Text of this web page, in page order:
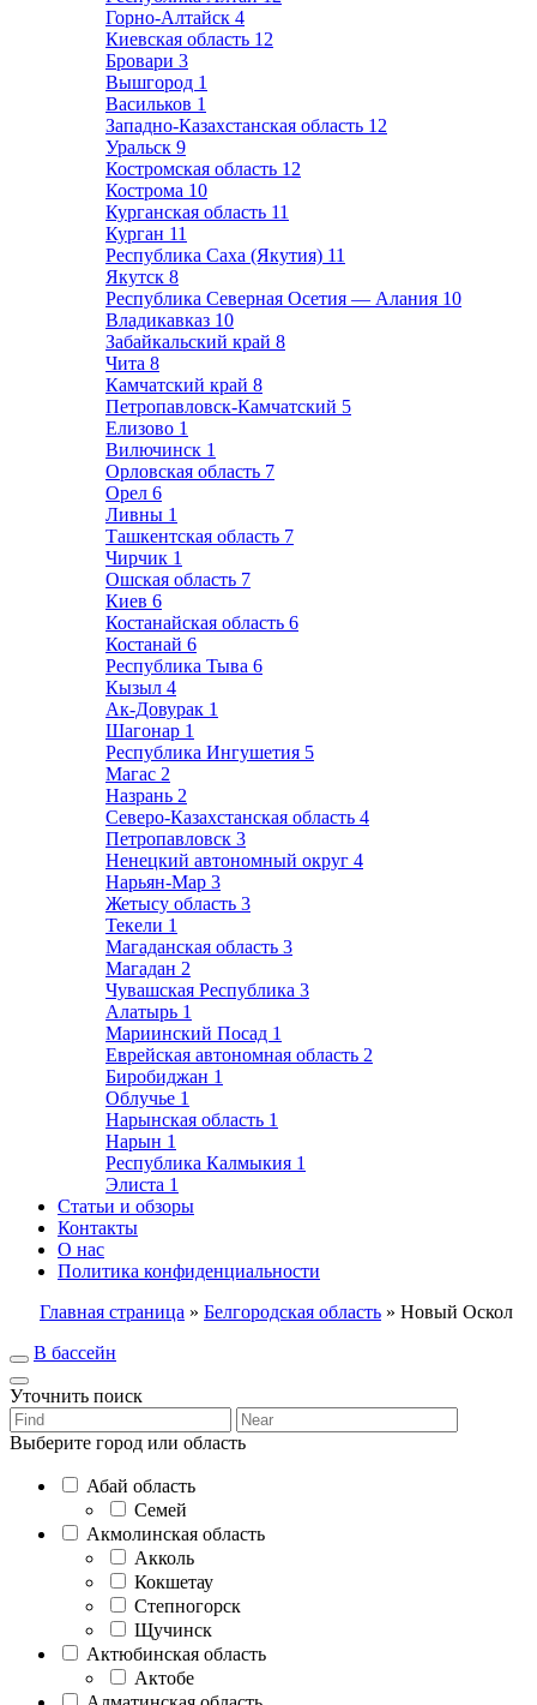
Горно-Алтайск 4
Киевская область 12
Бровари 3
Вышгород 1
Васильков 1
Западно-Казахстанская область 12
Уральск 9
Костромская область 12
Кострома 10
Курганская область 11
Курган 11
Республика Саха (Якутия) 11
Якутск 8
Республика Северная Осетия — Алания 10
Владикавказ 10
Забайкальский край 8
Чита 8
Камчатский край 8
Петропавловск-Камчатский 5
Елизово 1
Вилючинск 1
Орловская область 7
Орел 6
Ливны 1
Ташкентская область 7
Чирчик 1
Ошская область 7
Киев 6
Костанайская область 6
Костанай 6
Республика Тыва 6
Кызыл 4
Ак-Довурак 1
Шагонар 1
Республика Ингушетия 5
Магас 2
Назрань 2
Северо-Казахстанская область 4
Петропавловск 3
Ненецкий автономный округ 4
Нарьян-Мар 3
Жетысу область 3
Текели 1
Магаданская область 3
Магадан 2
Чувашская Республика 3
Алатырь 1
Мариинский Посад 1
Еврейская автономная область 2
Биробиджан 1
Облучье 1
Нарынская область 1
Нарын 1
Республика Калмыкия 1
Элиста 1
Статьи и обзоры
Контакты
О нас
Политика конфиденциальности
Главная страница » Белгородская область » Новый Оскол
В бассейн
Уточнить поиск
Выберите город или область
Абай область
Семей
Акмолинская область
Акколь
Кокшетау
Степногорск
Щучинск
Актюбинская область
Актобе